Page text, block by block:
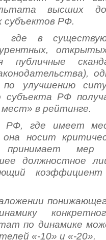
высших
РФ.
где в
публичные
улучшению
субъекта РФ
в рейтинге.
где имеет
она носит
принимает мер
должностное
по динамике
«-10» и «-20».